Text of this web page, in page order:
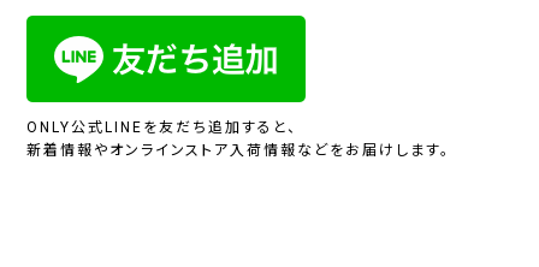
ONLY公式LINEを友だち追加すると、
新着情報やオンラインストア入荷情報などをお届けします。